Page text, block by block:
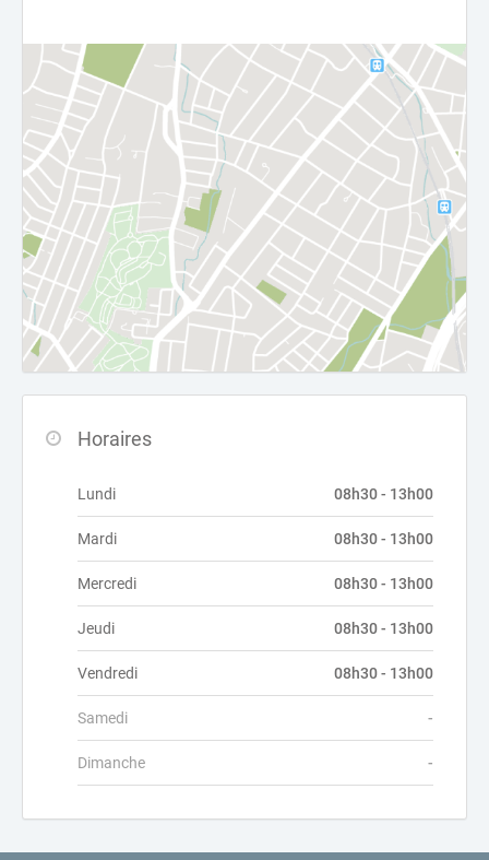
Horaires
Lundi 08h30 - 13h00
Mardi 08h30 - 13h00
Mercredi 08h30 - 13h00
Jeudi 08h30 - 13h00
Vendredi 08h30 - 13h00
Samedi -
Dimanche -